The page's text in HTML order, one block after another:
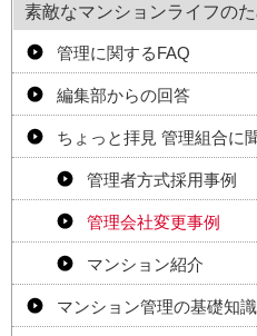
素敵なマンションライフの
管理に関するFAQ
編集部からの回答
ちょっと拝見 管理組合に
管理者方式採用事例
管理会社変更事例
マンション紹介
マンション管理の基礎知識